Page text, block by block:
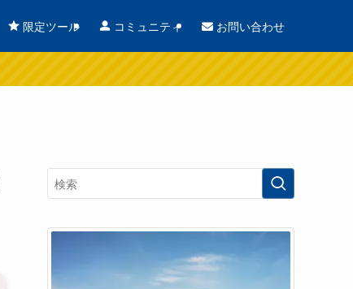
限定ツール コミュニティ お問い合わせ